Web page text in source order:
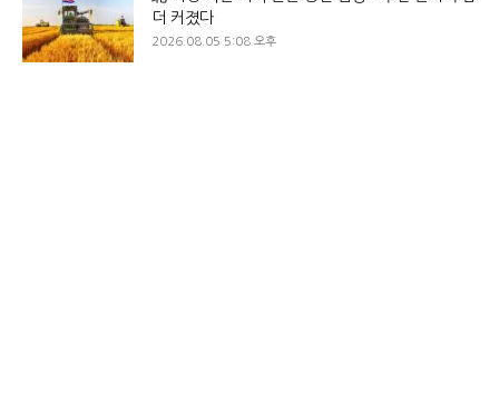
더 커졌다
2026.08.05 5:08 오후